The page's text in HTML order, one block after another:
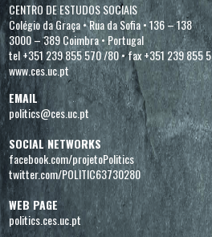
CENTRO DE ESTUDOS SOCIAIS
Colégio da Graça•Rua da Sofia•136 – 138
3000 – 389 Coimbra•Portugal
tel +351 239 855 570 /80•fax +351 239 855
www.ces.uc.pt
EMAIL
politics@ces.uc.pt
SOCIAL NETWORKS
facebook.com/projetoPolitics
twitter.com/POLITIC63730280
WEB PAGE
politics.ces.uc.pt